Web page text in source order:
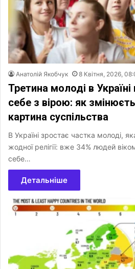
Анатолій Якобчук 8 Квітня, 2026,
Третина молоді в Україні
себе з вірою: як
картина суспільства
В Україні зростає частка молоді,
жодної релігії: вже 34% людей
себе…
Детальніше